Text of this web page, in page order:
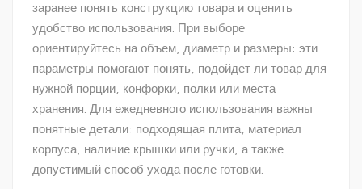
заранее понять конструкцию товара и оценить
удобство использования. При выборе
ориентируйтесь на объем, диаметр и размеры: эти
параметры помогают понять, подойдет ли товар для
нужной порции, конфорки, полки или места
хранения. Для ежедневного использования важны
понятные детали: подходящая плита, материал
корпуса, наличие крышки или ручки, а также
допустимый способ ухода после готовки.